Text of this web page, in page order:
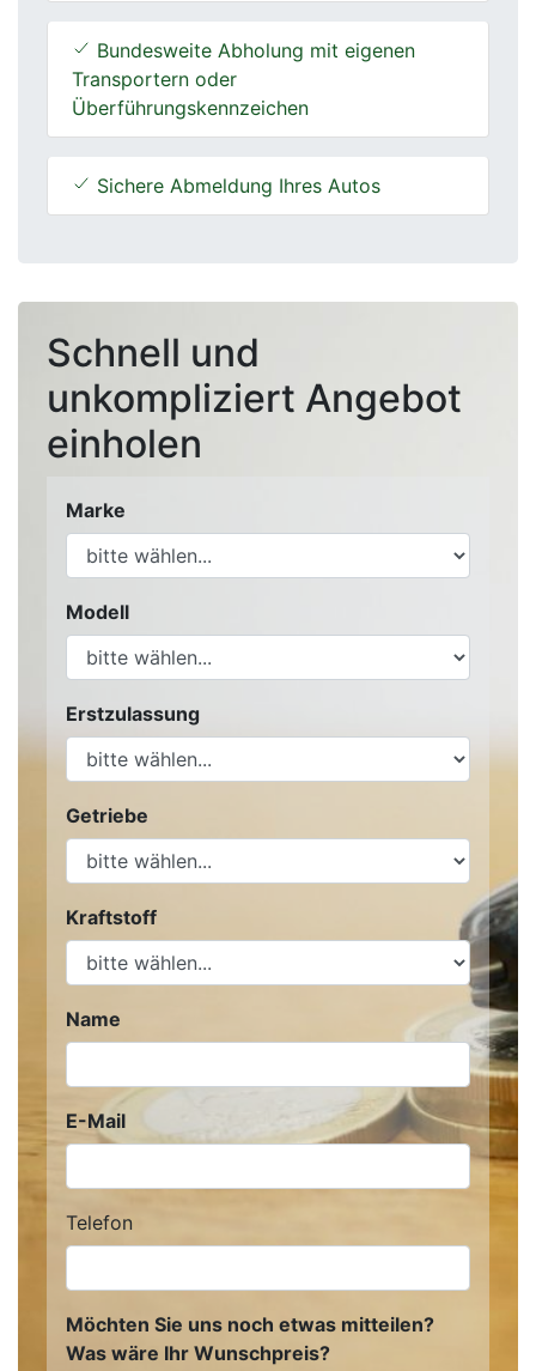
Bundesweite Abholung mit eigenen
Transportern oder
Überführungskennzeichen
Sichere Abmeldung Ihres Autos
Schnell und
unkompliziert Angebot
einholen
Marke
Modell
Erstzulassung
Getriebe
Kraftstoff
Name
E-Mail
Telefon
Möchten Sie uns noch etwas mitteilen?
Was wäre Ihr Wunschpreis?